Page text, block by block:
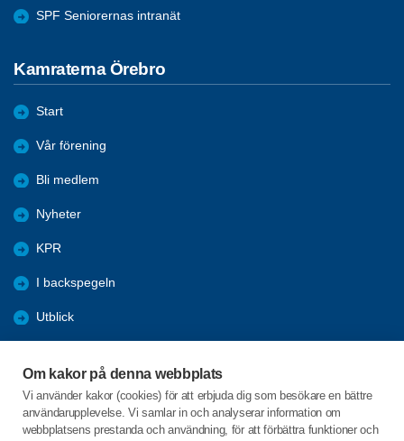
Om kakor på denna webbplats
Vi använder kakor (cookies) för att erbjuda dig som besökare en bättre
användarupplevelse. Vi samlar in och analyserar information om
webbplatsens prestanda och användning, för att förbättra funktioner och
SPF Seniorernas intranät
Kamraterna Örebro
Start
Vår förening
Bli medlem
Nyheter
KPR
I backspegeln
Utblick
Folkhälsoveckan 2026